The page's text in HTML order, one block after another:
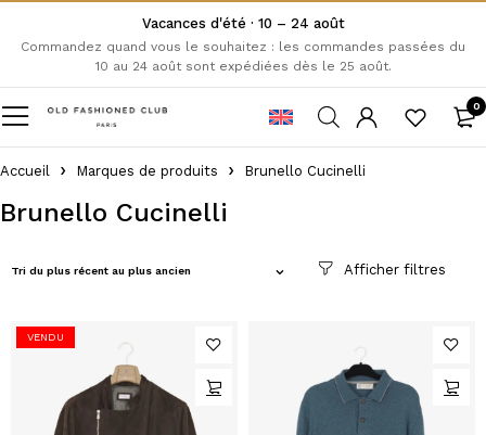
Vacances d'été · 10 – 24 août
Commandez quand vous le souhaitez : les commandes passées du
10 au 24 août sont expédiées dès le 25 août.
0
Accueil Marques de produits Brunello Cucinelli
Brunello Cucinelli
Tri du plus récent au plus ancien
VENDU